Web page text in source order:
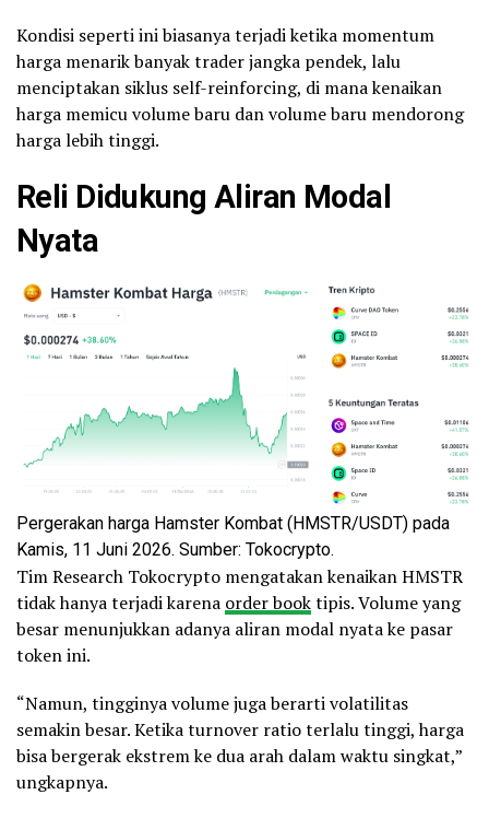
Kondisi seperti ini biasanya terjadi ketika momentum
harga menarik banyak trader jangka pendek, lalu
menciptakan siklus self-reinforcing, di mana kenaikan
harga memicu volume baru dan volume baru mendorong
harga lebih tinggi.
Reli Didukung Aliran Modal
Nyata
Pergerakan harga Hamster Kombat (HMSTR/USDT) pada
Kamis, 11 Juni 2026. Sumber: Tokocrypto.
Tim Research Tokocrypto mengatakan kenaikan HMSTR
tidak hanya terjadi karena order booktipis. Volume yang
besar menunjukkan adanya aliran modal nyata ke pasar
token ini.
“Namun, tingginya volume juga berarti volatilitas
semakin besar. Ketika turnover ratio terlalu tinggi, harga
bisa bergerak ekstrem ke dua arah dalam waktu singkat,”
ungkapnya.